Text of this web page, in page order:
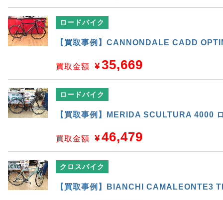
ロードバイク
【買取事例】CANNONDALE CADD
買取金額 ¥35,669
ロードバイク
【買取事例】MERIDA SCULTURA 4000
買取金額 ¥46,479
クロスバイク
【買取事例】BIANCHI CAMALEONTE3